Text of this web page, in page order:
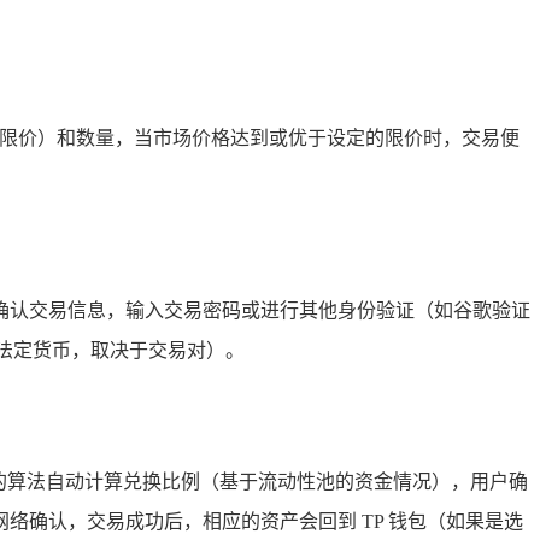
价）和数量，当市场价格达到或优于设定的限价时，交易便
交易信息，输入交易密码或进行其他身份验证（如谷歌验证
货币，取决于交易对）。
法自动计算兑换比例（基于流动性池的资金情况），用户确
确认，交易成功后，相应的资产会回到 TP 钱包（如果是选